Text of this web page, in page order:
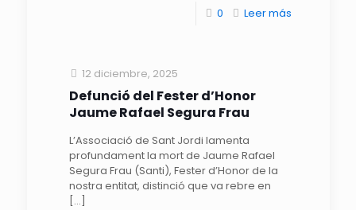
0 Leer más
12 diciembre, 2025
Defunció del Fester d’Honor
Jaume Rafael Segura Frau
L’Associació de Sant Jordi lamenta
profundament la mort de Jaume Rafael
Segura Frau (Santi), Fester d’Honor de la
nostra entitat, distinció que va rebre en
[…]